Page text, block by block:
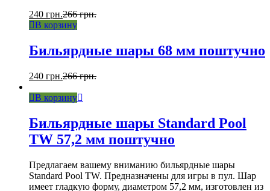
240 грн.266грн.
В корзину
Бильярдные шары 68 мм поштучно
240 грн.266грн.
В корзину
Бильярдные шары Standard Pool
TW 57,2 мм поштучно
Предлагаем вашему вниманию бильярдные шары
Standard Pool TW. Предназначены для игры в пул. Шар
имеет гладкую форму, диаметром 57,2 мм, изготовлен из